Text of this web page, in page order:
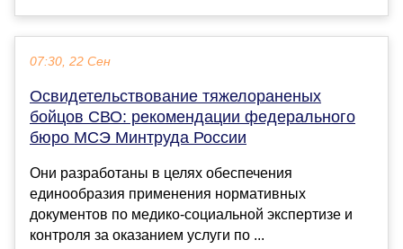
07:30, 22 Сен
Освидетельствование тяжелораненых
бойцов СВО: рекомендации федерального
бюро МСЭ Минтруда России
Они разработаны в целях обеспечения
единообразия применения нормативных
документов по медико-социальной экспертизе и
контроля за оказанием услуги по ...